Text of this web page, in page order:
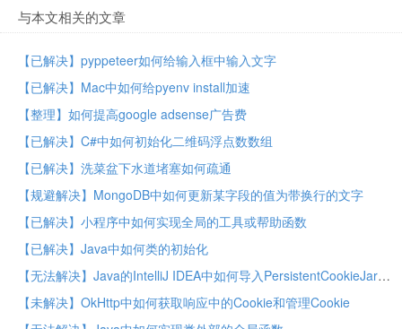
与本文相关的文章
【已解决】pyppeteer如何给输入框中输入文字
【已解决】Mac中如何给pyenv install加速
【整理】如何提高google adsense广告费
【已解决】C#中如何初始化二维码浮点数数组
【已解决】洗菜盆下水道堵塞如何疏通
【规避解决】MongoDB中如何更新某字段的值为带换行的文字
【已解决】小程序中如何实现全局的工具或帮助函数
【已解决】Java中如何类的初始化
【无法解决】Java的IntelliJ IDEA中如何导入PersistentCookieJar这个库
【未解决】OkHttp中如何获取响应中的Cookie和管理Cookie